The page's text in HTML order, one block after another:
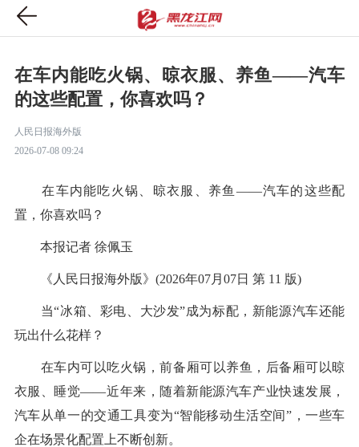
在车内能吃火锅、晾衣服、养鱼——汽车
的这些配置，你喜欢吗？
人民日报海外版
2026-07-08 09:24
在车内能吃火锅、晾衣服、养鱼——汽车的这些配
置，你喜欢吗？
本报记者 徐佩玉
《人民日报海外版》(2026年07月07日 第 11 版)
当“冰箱、彩电、大沙发”成为标配，新能源汽车还能
玩出什么花样？
在车内可以吃火锅，前备厢可以养鱼，后备厢可以晾
衣服、睡觉——近年来，随着新能源汽车产业快速发展，
汽车从单一的交通工具变为“智能移动生活空间”，一些车
企在场景化配置上不断创新。